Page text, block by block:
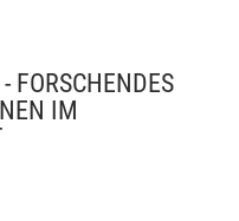
FORSCHENDES
IM